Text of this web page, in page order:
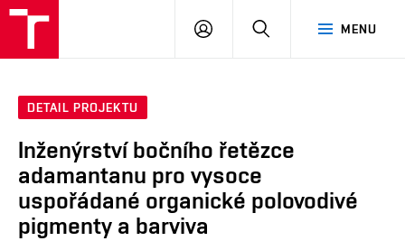
MENU
PŘIHLÁSIT
DETAIL PROJEKTU
Inženýrství bočního řetězce
adamantanu pro vysoce
uspořádané organické polovodivé
pigmenty a barviva